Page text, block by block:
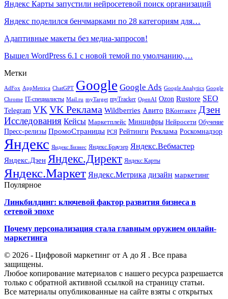
Яндекс Карты запустили нейросетевой поиск организаций
Яндекс поделился бенчмарками по 28 категориям для…
Адаптивные макеты без медиа-запросов!
Вышел WordPress 6.1 с новой темой по умолчанию,…
Метки
AdFox AppMetrica ChatGPT Google Google Ads Google Analytics Google
Chrome IT-специалисты Mail.ru myTarget myTracker OpenAI Ozon Rustore SEO
Telegram VK VK Реклама Wildberries Авито ВКонтакте Дзен
Исследования Кейсы Маркетплейс Минцифры Нейросети Обучение
Пресс-релизы ПромоСтраницы РСЯ Рейтинги Реклама Роскомнадзор
Яндекс Яндекс.Бизнес Яндекс.Браузер Яндекс.Вебмастер
Яндекс.Дзен Яндекс.Директ Яндекс.Карты
Яндекс.Маркет Яндекс.Метрика дизайн маркетинг
Поулярное
Линкбилдинг: ключевой фактор развития бизнеса в
сетевой эпохе
Почему персонализация стала главным оружием онлайн-
маркетинга
© 2026 - Цифровой маркетинг от А до Я . Все права
защищены.
Любое копирование материалов с нашего ресурса разрешается
только с обратной активной ссылкой на страницу статьи.
Все материалы опубликованные на сайте взяты с открытых